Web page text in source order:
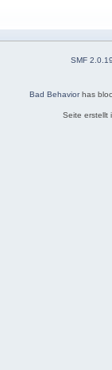
SMF
Bad Behaviorhas
Seite erstellt